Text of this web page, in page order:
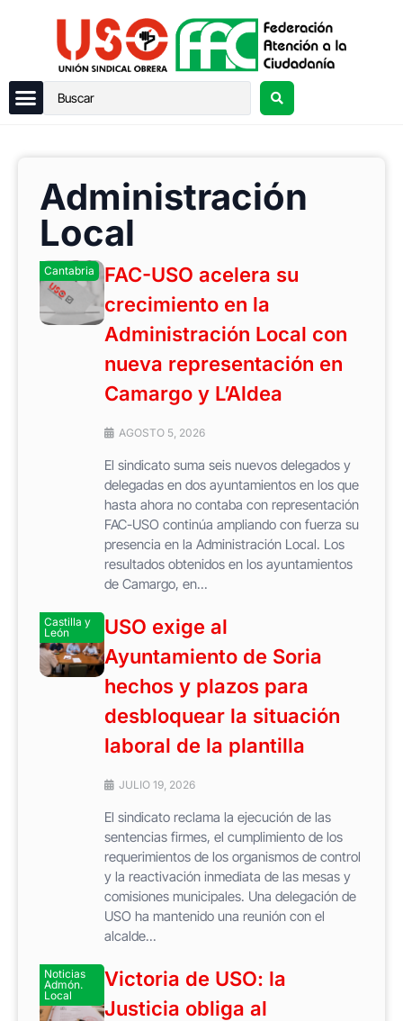
Administración
Local
Cantabria
FAC-USO acelera su
crecimiento en la
Administración Local con
nueva representación en
Camargo y L’Aldea
AGOSTO 5, 2026
El sindicato suma seis nuevos delegados y
delegadas en dos ayuntamientos en los que
hasta ahora no contaba con representación
FAC-USO continúa ampliando con fuerza su
presencia en la Administración Local. Los
resultados obtenidos en los ayuntamientos
de Camargo, en...
Castilla y
León
USO exige al
Ayuntamiento de Soria
hechos y plazos para
desbloquear la situación
laboral de la plantilla
JULIO 19, 2026
El sindicato reclama la ejecución de las
sentencias firmes, el cumplimiento de los
requerimientos de los organismos de control
y la reactivación inmediata de las mesas y
comisiones municipales. Una delegación de
USO ha mantenido una reunión con el
alcalde...
Noticias
Admón.
Local
Victoria de USO: la
Justicia obliga al